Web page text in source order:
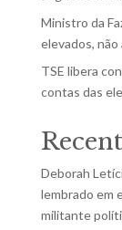
Ministro da
elevados,
TSE libera
contas das
Deborah
lembrado em
militante